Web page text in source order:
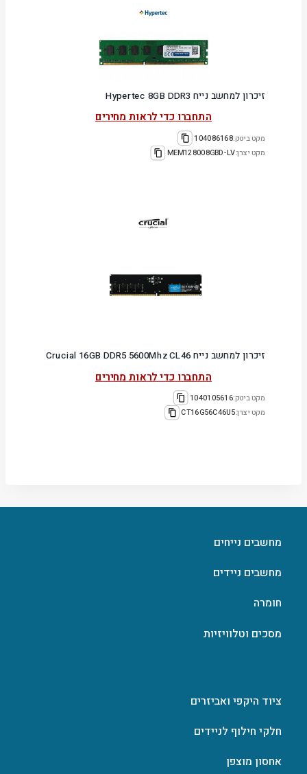
זיכרון למחשב נייח Hypertec 8GB DDR3
התחברו כדי לראות מחירים
מקט ביטק:104086168
מקט יצרן:MEM128008GBD-LV
זיכרון למחשב נייח Crucial 16GB DDR5 5600Mhz CL46
התחברו כדי לראות מחירים
מקט ביטק:1040105616
מקט יצרן:CT16G56C46U5
מחשבים נייחים
מחשבים ניידים
חומרה
מסכים וטלוויזיות
ציוד היקפי ואביזרים
חלקי חילוף לניידים
אחסון מוצפן